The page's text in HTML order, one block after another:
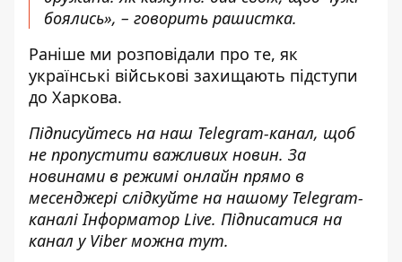
боялись», – говорить рашистка.
Раніше ми розповідали про те, як
українські військові захищають підступи
до Харкова.
Підписуйтесь на наш Telegram-канал, щоб
не пропустити важливих новин. За
новинами в режимі онлайн прямо в
месенджері слідкуйте на нашому Telegram-
каналі Інформатор Live. Підписатися на
канал у Viber можна тут.